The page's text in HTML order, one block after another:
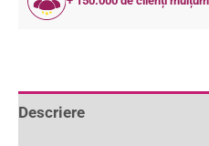
Descriere